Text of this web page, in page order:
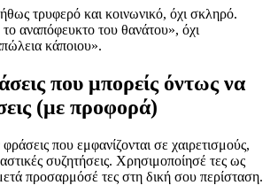
τρυφερό και κοινωνικό, όχι σκληρό.
αναπόφευκτο του θανάτου», όχι
κάποιου».
που μπορείς όντως να
(με προφορά)
που εμφανίζονται σε χαιρετισμούς,
συζητήσεις. Χρησιμοποίησέ τες ως
προσαρμόσέ τες στη δική σου περίσταση.